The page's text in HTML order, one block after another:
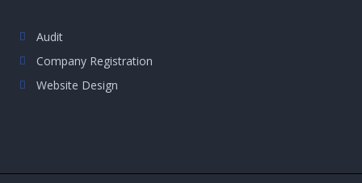
Audit
Company Registration
Website Design